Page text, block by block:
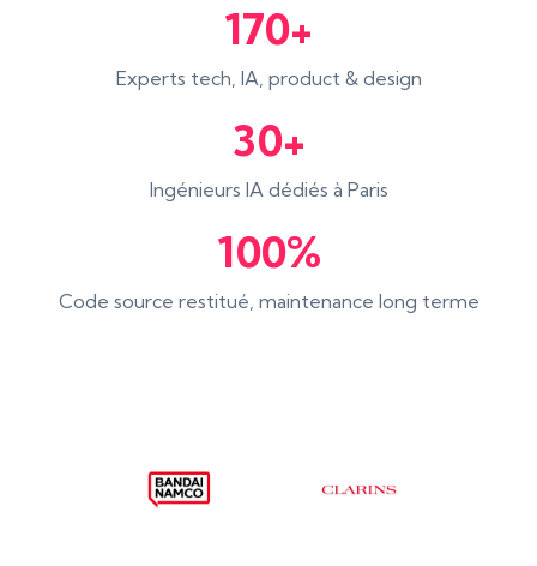
170+
Experts tech, IA, product & design
30+
Ingénieurs IA dédiés à Paris
100%
Code source restitué, maintenance long terme